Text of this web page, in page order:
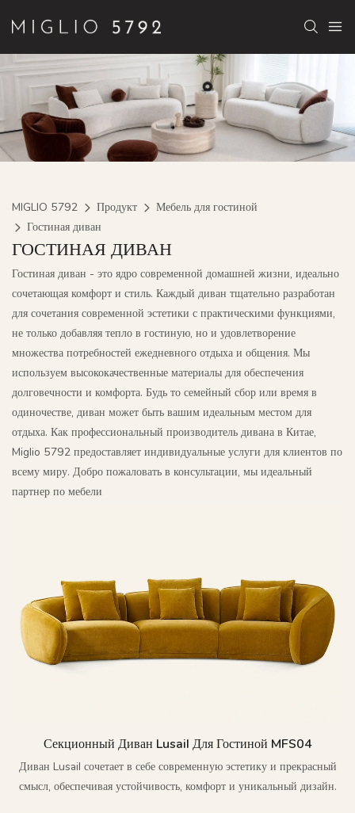
MIGLIO 5792 Продукт
Мебель для гостиной
Гостиная диван
ГОСТИНАЯ ДИВАН
Гостиная диван - это ядро ​​современной домашней жизни, идеально
сочетающая комфорт и стиль. Каждый диван тщательно разработан
для сочетания современной эстетики с практическими функциями,
не только добавляя тепло в гостиную, но и удовлетворение
множества потребностей ежедневного отдыха и общения. Мы
используем высококачественные материалы для обеспечения
долговечности и комфорта. Будь то семейный сбор или время в
одиночестве, диван может быть вашим идеальным местом для
отдыха. Как профессиональный производитель дивана в Китае,
Miglio 5792 предоставляет индивидуальные услуги для клиентов по
всему миру. Добро пожаловать в консультации, мы идеальный
партнер по мебели
Секционный Диван Lusail Для Гостиной MFS04
Диван Lusail сочетает в себе современную эстетику и прекрасный
смысл, обеспечивая устойчивость, комфорт и уникальный дизайн.